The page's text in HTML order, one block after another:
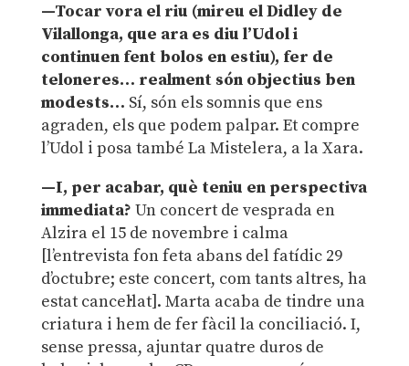
—Tocar vora el riu (mireu el Didley de
Vilallonga, que ara es diu l’Udol i
continuen fent bolos en estiu), fer de
teloneres… realment són objectius ben
modests… Sí, són els somnis que ens
agraden, els que podem palpar. Et compre
l’Udol i posa també La Mistelera, a la Xara.
—I, per acabar, què teniu en perspectiva
immediata? Un concert de vesprada en
Alzira el 15 de novembre i calma
[l’entrevista fon feta abans del fatídic 29
d’octubre; este concert, com tants altres, ha
estat cancel·lat]. Marta acaba de tindre una
criatura i hem de fer fàcil la conciliació. I,
sense pressa, ajuntar quatre duros de